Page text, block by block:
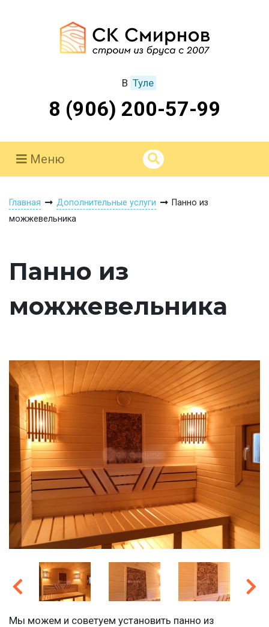
В Туле
8 (906) 200-57-99
Меню
Главная Дополнительные услуги
Панно из
можжевельника
Панно из
можжевельника
Мы можем и советуем установить панно из